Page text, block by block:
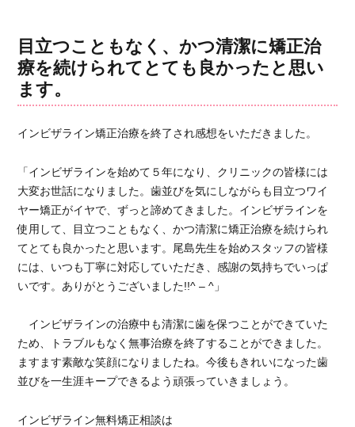
リ
ー
ザ
ラ
イ
矯
治
ガ
タ
治
し
た
目立つこともなく、かつ清潔に矯正治
療を続けられてとても良かったと思い
ます。
インビザライン矯正治療を終了され感想をいただきました。
「インビザラインを始めて５年になり、クリニックの皆様には
大変お世話になりました。歯並びを気にしながらも目立つワイ
ヤー矯正がイヤで、ずっと諦めてきました。インビザラインを
使用して、目立つこともなく、かつ清潔に矯正治療を続けられ
てとても良かったと思います。尾島先生を始めスタッフの皆様
には、いつも丁寧に対応していただき、感謝の気持ちでいっぱ
いです。ありがとうございました!!^ – ^」
インビザラインの治療中も清潔に歯を保つことができていた
ため、トラブルもなく無事治療を終了することができました。
ますます素敵な笑顔になりましたね。今後もきれいになった歯
並びを一生涯キープできるよう頑張っていきましょう。
インビザライン無料矯正相談は